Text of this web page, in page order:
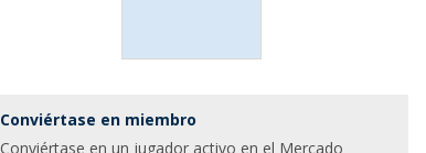
Conviértase en miembro
Conviértase en un jugador activo en el Mercado